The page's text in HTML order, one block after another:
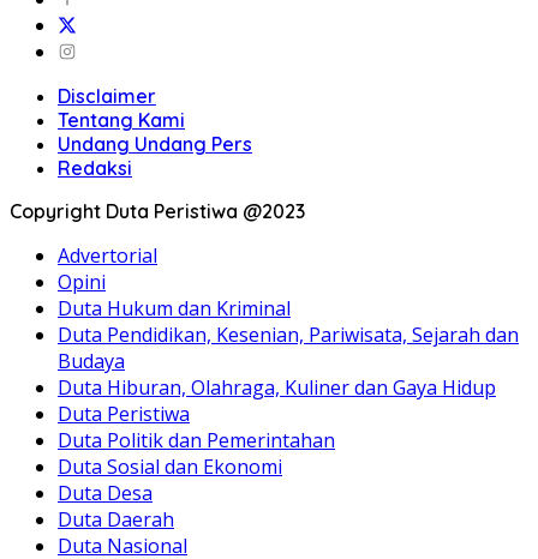
Disclaimer
Tentang Kami
Undang Undang Pers
Redaksi
Copyright Duta Peristiwa @2023
Advertorial
Opini
Duta Hukum dan Kriminal
Duta Pendidikan, Kesenian, Pariwisata, Sejarah dan
Budaya
Duta Hiburan, Olahraga, Kuliner dan Gaya Hidup
Duta Peristiwa
Duta Politik dan Pemerintahan
Duta Sosial dan Ekonomi
Duta Desa
Duta Daerah
Duta Nasional